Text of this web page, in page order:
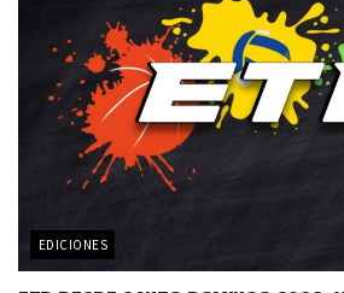
EDICIONES